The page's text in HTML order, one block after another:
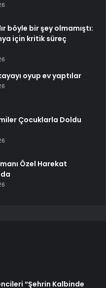
böyle bir şey olmamıştı:
için kritik süreç
oyup ev yaptılar
Çocuklarla Doldu
Özel Harekat
“Şehrin Kalbinde